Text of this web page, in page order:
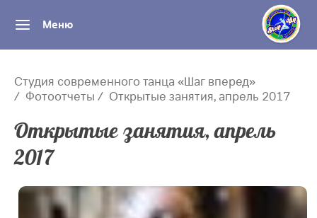
Меню
Студия современного танца «Шаг вперед»
Фотоотчеты
Открытые занятия, апрель 2017
Открытые занятия, апрель
2017